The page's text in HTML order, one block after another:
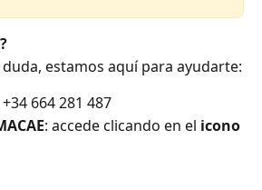
estamos aquí para ayudarte:
+34 664 281 487
: accede clicando en el icono